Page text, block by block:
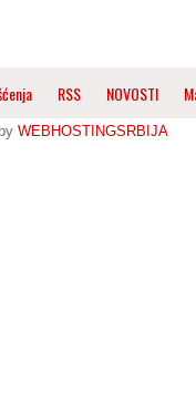
RSS NOVOSTI
WEBHOSTINGSRBIJA